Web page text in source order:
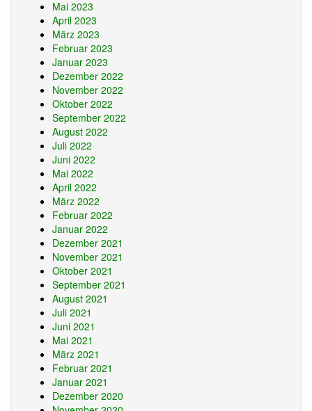
Mai 2023
April 2023
März 2023
Februar 2023
Januar 2023
Dezember 2022
November 2022
Oktober 2022
September 2022
August 2022
Juli 2022
Juni 2022
Mai 2022
April 2022
März 2022
Februar 2022
Januar 2022
Dezember 2021
November 2021
Oktober 2021
September 2021
August 2021
Juli 2021
Juni 2021
Mai 2021
März 2021
Februar 2021
Januar 2021
Dezember 2020